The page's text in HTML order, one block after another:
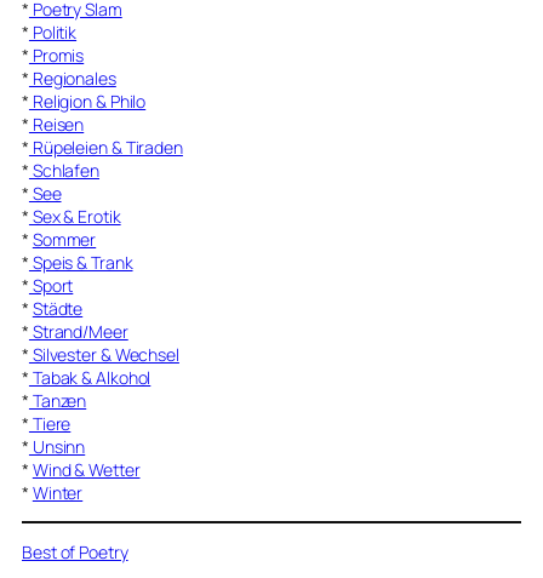
* Poetry Slam
* Politik
* Promis
* Regionales
* Religion & Philo
* Reisen
* Rüpeleien & Tiraden
* Schlafen
* See
* Sex & Erotik
* Sommer
* Speis & Trank
* Sport
* Städte
* Strand/Meer
* Silvester & Wechsel
* Tabak & Alkohol
* Tanzen
* Tiere
* Unsinn
* Wind & Wetter
* Winter
Best of Poetry